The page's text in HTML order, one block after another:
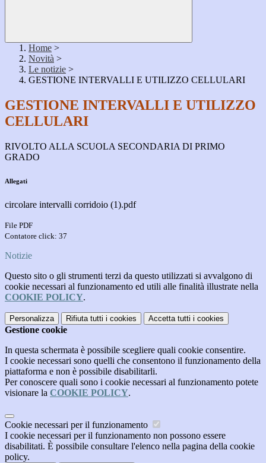
Home >
Novità >
Le notizie >
GESTIONE INTERVALLI E UTILIZZO CELLULARI
GESTIONE INTERVALLI E UTILIZZO
CELLULARI
RIVOLTO ALLA SCUOLA SECONDARIA DI PRIMO
GRADO
Allegati
circolare intervalli corridoio (1).pdf
File PDF
Contatore click: 37
Notizie
Questo sito o gli strumenti terzi da questo utilizzati si avvalgono di
cookie necessari al funzionamento ed utili alle finalità illustrate nella
COOKIE POLICY.
Personalizza Rifiuta tutti i cookies Accetta tutti i cookies
Gestione cookie
In questa schermata è possibile scegliere quali cookie consentire.
I cookie necessari sono quelli che consentono il funzionamento della
piattaforma e non è possibile disabilitarli.
Per conoscere quali sono i cookie necessari al funzionamento potete
visionare la COOKIE POLICY.
Cookie necessari per il funzionamento
I cookie necessari per il funzionamento non possono essere
disabilitati. È possibile consultare l'elenco nella pagina della cookie
policy.